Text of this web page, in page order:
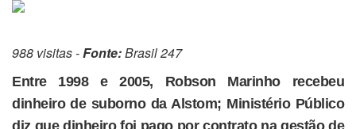
988 visitas -Fonte:Brasil 247
Entre 1998 e 2005, Robson Marinho recebeu
dinheiro de suborno da Alstom; Ministério Público
diz que dinheiro foi pago por contrato na gestão de